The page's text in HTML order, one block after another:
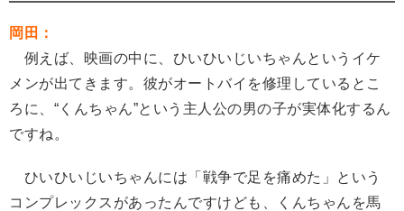
岡田：
例えば、映画の中に、ひいひいじいちゃんというイケ
メンが出てきます。彼がオートバイを修理しているとこ
ろに、“くんちゃん”という主人公の男の子が実体化するん
ですね。
ひいひいじいちゃんには「戦争で足を痛めた」という
コンプレックスがあったんですけども、くんちゃんを馬